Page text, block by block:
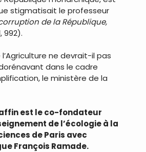
stigmatisait le professeur
de la République,
992).
ne devrait-il pas
dans le cadre
le ministère de la
est le co-fondateur
de l’écologie à la
de Paris avec
François Ramade.